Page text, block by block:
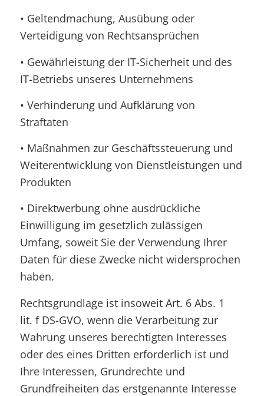
• Geltendmachung, Ausübung oder
Verteidigung von Rechtsansprüchen
• Gewährleistung der IT-Sicherheit und des
IT-Betriebs unseres Unternehmens
• Verhinderung und Aufklärung von
Straftaten
• Maßnahmen zur Geschäftssteuerung und
Weiterentwicklung von Dienstleistungen und
Produkten
• Direktwerbung ohne ausdrückliche
Einwilligung im gesetzlich zulässigen
Umfang, soweit Sie der Verwendung Ihrer
Daten für diese Zwecke nicht widersprochen
haben.
Rechtsgrundlage ist insoweit Art. 6 Abs. 1
lit. f DS-GVO, wenn die Verarbeitung zur
Wahrung unseres berechtigten Interesses
oder des eines Dritten erforderlich ist und
Ihre Interessen, Grundrechte und
Grundfreiheiten das erstgenannte Interesse